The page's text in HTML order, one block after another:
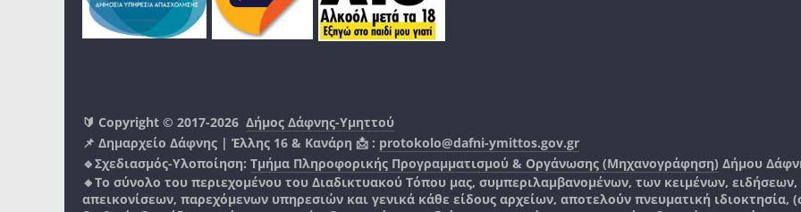
🔰 Copyright © 2017-2026 Δήμος Δάφνης-Υμηττού
📌 Δημαρχείο Δάφνης | Έλλης 16 & Κανάρη 📩 : protokolo@dafni-ymittos.gov.gr
🔹Σχεδιασμός-Υλοποίηση: Τμήμα Πληροφορικής Προγραμματισμού & Οργάνωσης (Μηχανογράφηση) Δήμου
🔸Το σύνολο του περιεχομένου του Διαδικτυακού Τόπου μας, συμπεριλαμβανομένων, των κειμένων,
απεικονίσεων, παρεχόμενων υπηρεσιών και γενικά κάθε είδους αρχείων, αποτελούν πνευματική ιδιοκτησία,